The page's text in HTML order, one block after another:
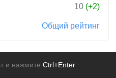
10 (+2)
Общий рейтинг
и нажмите Ctrl+Enter